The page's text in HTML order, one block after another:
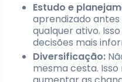
Estudo e
aprendizado
qualquer ativo.
decisões mais
Diversificação:
mesma cesta.